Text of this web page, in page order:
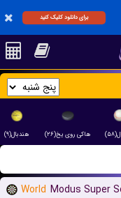
برای دانلود کلیک کنید
هاکی روی یخ(۲۶) هندبال(۹)
World Modus Super